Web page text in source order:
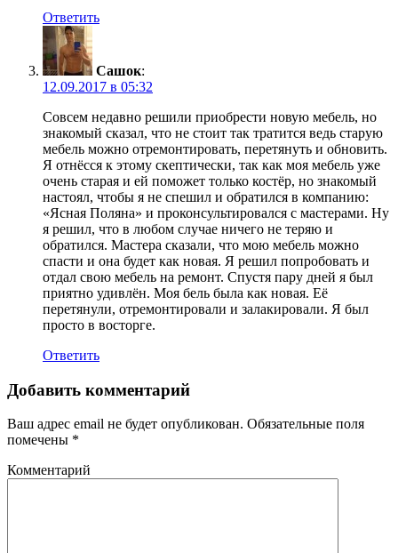
Ответить
Сашок:
12.09.2017 в 05:32
Совсем недавно решили приобрести новую мебель, но
знакомый сказал, что не стоит так тратится ведь старую
мебель можно отремонтировать, перетянуть и обновить.
Я отнёсся к этому скептически, так как моя мебель уже
очень старая и ей поможет только костёр, но знакомый
настоял, чтобы я не спешил и обратился в компанию:
«Ясная Поляна» и проконсультировался с мастерами. Ну
я решил, что в любом случае ничего не теряю и
обратился. Мастера сказали, что мою мебель можно
спасти и она будет как новая. Я решил попробовать и
отдал свою мебель на ремонт. Спустя пару дней я был
приятно удивлён. Моя бель была как новая. Её
перетянули, отремонтировали и залакировали. Я был
просто в восторге.
Ответить
Добавить комментарий
Ваш адрес email не будет опубликован. Обязательные поля
помечены *
Комментарий